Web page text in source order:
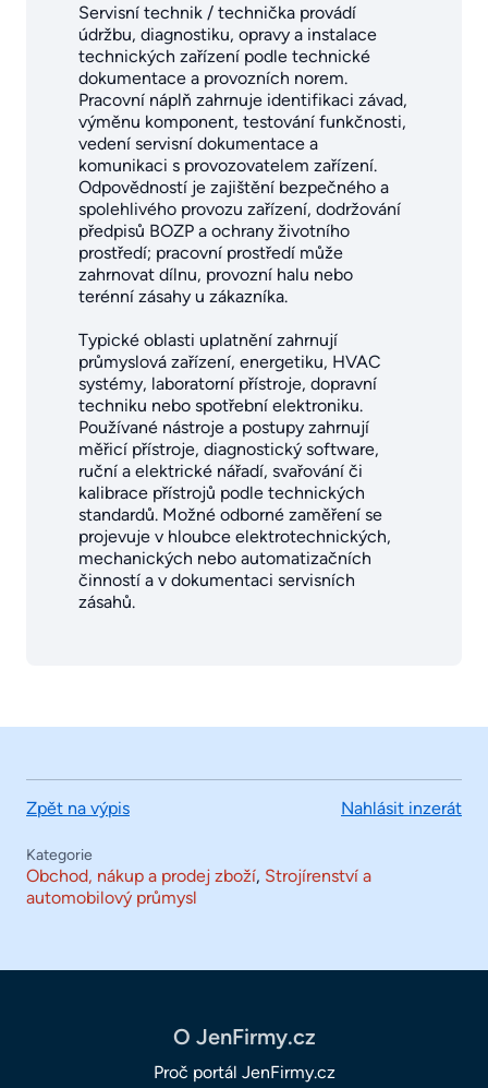
Servisní technik / technička provádí
údržbu, diagnostiku, opravy a instalace
technických zařízení podle technické
dokumentace a provozních norem.
Pracovní náplň zahrnuje identifikaci závad,
výměnu komponent, testování funkčnosti,
vedení servisní dokumentace a
komunikaci s provozovatelem zařízení.
Odpovědností je zajištění bezpečného a
spolehlivého provozu zařízení, dodržování
předpisů BOZP a ochrany životního
prostředí; pracovní prostředí může
zahrnovat dílnu, provozní halu nebo
terénní zásahy u zákazníka.
Typické oblasti uplatnění zahrnují
průmyslová zařízení, energetiku, HVAC
systémy, laboratorní přístroje, dopravní
techniku nebo spotřební elektroniku.
Používané nástroje a postupy zahrnují
měřicí přístroje, diagnostický software,
ruční a elektrické nářadí, svařování či
kalibrace přístrojů podle technických
standardů. Možné odborné zaměření se
projevuje v hloubce elektrotechnických,
mechanických nebo automatizačních
činností a v dokumentaci servisních
zásahů.
Zpět na výpis Nahlásit inzerát
Kategorie
Obchod, nákup a prodej zboží, Strojírenství a
automobilový průmysl
O JenFirmy.cz
Proč portál JenFirmy.cz